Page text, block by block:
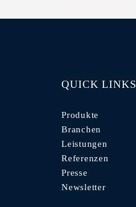
QUICK LINKS
Produkte
Branchen
Leistungen
Referenzen
Presse
Newsletter